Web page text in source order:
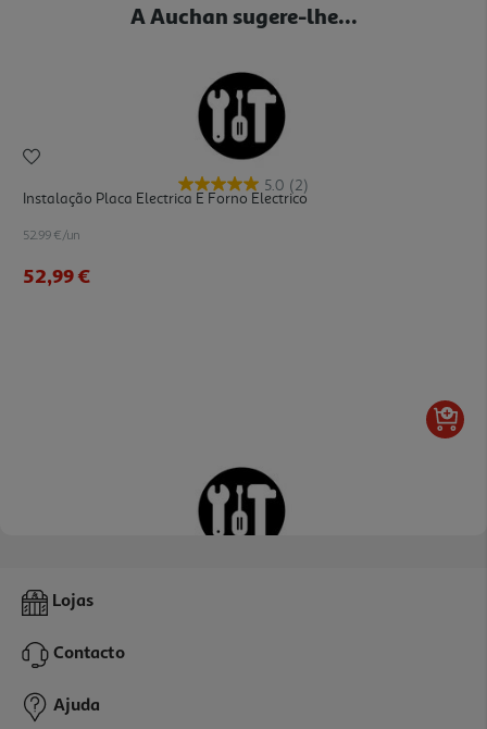
A Auchan sugere-lhe...
5.0 (2)
Instalação Placa Electrica E Forno Electrico
52.99 €/un
52,99 €
Desinstalação De Equipamento
14,99 €
Lojas
Contacto
Ajuda